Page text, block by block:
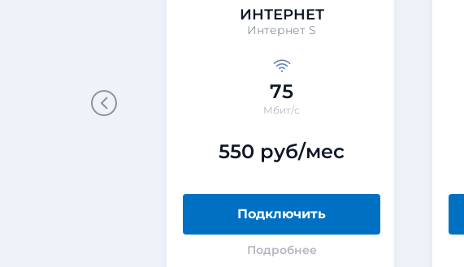
ИНТЕРНЕТ
Интернет S
75
Мбит/с
550 руб/мес
Подключить
Подробнее